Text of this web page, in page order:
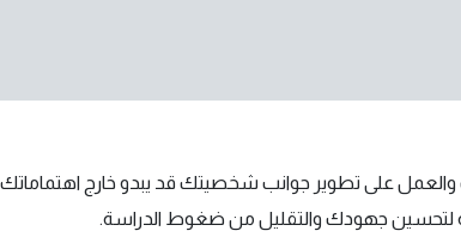
والعمل على تطوير جوانب شخصيتك قد يبدو خارج
لتحسين جهودك والتقليل من ضغوط الدراسة.